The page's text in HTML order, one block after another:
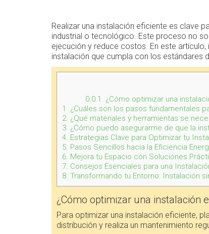
Realizar una instalación eficiente es clave
industrial o tecnológico. Este proceso no
ejecución y reduce costos. En este
instalación que cumpla con los estándares
0.0.1. ¿Cómo optimizar una
1. ¿Cuáles son los pasos fundamentales
2. ¿Qué materiales y herramientas se
3. ¿Cómo puedo asegurarme de que la
4. Estrategias Clave para Optimizar tu
5. Pasos Sencillos hacia la Eficiencia
6. Mejora tu Espacio con Soluciones
7. Consejos Esenciales para una
8. Transformando tu Entorno: Instalación
¿Cómo optimizar una instalación
Para optimizar una instalación eficiente,
distribución y realiza un mantenimiento